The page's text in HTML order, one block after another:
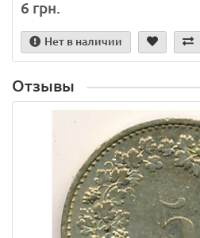
6 грн.
Нет в наличии
Отзывы